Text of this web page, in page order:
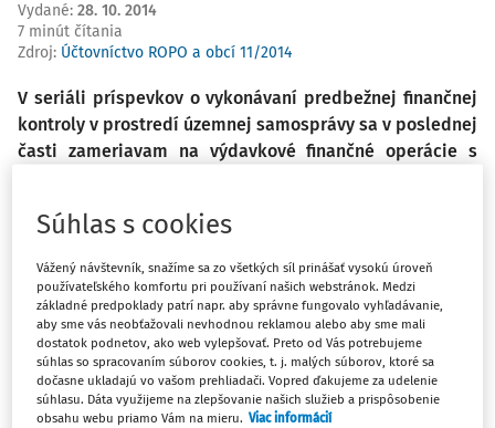
Vydané: 28. 10. 2014
7 minút čítania
Zdroj: Účtovníctvo ROPO a obcí 11/2014
V seriáli príspevkov o vykonávaní predbežnej finančnej
kontroly v prostredí územnej samosprávy sa v poslednej
časti zameriavam na výdavkové finančné operácie s
finančných operácií v prostredí obcí, rozpočtových či
príspevkových organizácií. Vykonávanie predbežnej
finančnej kontroly tohto typu finančných operácií je
obligatórnym ustanovením zákona č. 502/2001 Z. z. o
finančnej kontrole a vnútornom audite v znení
neskorších predpisov (ďalej len „zákon o finančnej
kontrole a vnútornom audite“). V zmysle ust. § 6 ods. 1
tohto zákona orgán verejnej správy vykonáva predbežnú
Súhlas s cookies
Vážený návštevník, snažíme sa zo všetkých síl prinášať vysokú úroveň
používateľského komfortu pri používaní našich webstránok. Medzi
základné predpoklady patrí napr. aby správne fungovalo vyhľadávanie,
aby sme vás neobťažovali nevhodnou reklamou alebo aby sme mali
dostatok podnetov, ako web vylepšovať. Preto od Vás potrebujeme
súhlas so spracovaním súborov cookies, t. j. malých súborov, ktoré sa
dočasne ukladajú vo vašom prehliadači. Vopred ďakujeme za udelenie
súhlasu. Dáta využijeme na zlepšovanie našich služieb a prispôsobenie
obsahu webu priamo Vám na mieru. Viac informácií